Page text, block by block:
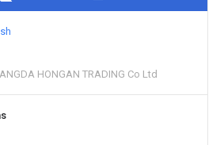
HONGAN TRADING Co Ltd